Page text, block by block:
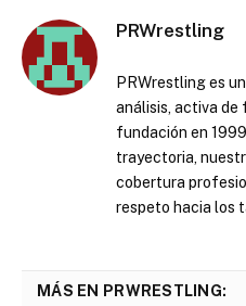
PRWrestling
PRWrestling es
análisis, activa de
fundación en
trayectoria,
cobertura
respeto hacia los
MÁS EN PRWRESTLING: